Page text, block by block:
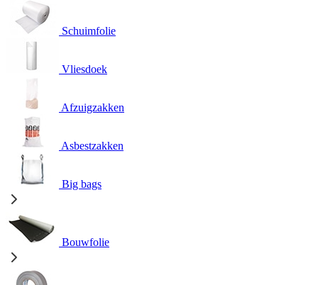
Schuimfolie
Vliesdoek
Afzuigzakken
Asbestzakken
Big bags
Bouwfolie